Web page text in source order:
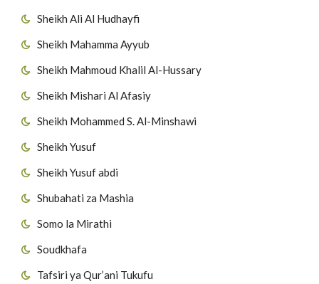
Sheikh Ali Al Hudhayfi
Sheikh Mahamma Ayyub
Sheikh Mahmoud Khalil Al-Hussary
Sheikh Mishari Al Afasiy
Sheikh Mohammed S. Al-Minshawi
Sheikh Yusuf
Sheikh Yusuf abdi
Shubahati za Mashia
Somo la Mirathi
Soudkhafa
Tafsiri ya Qur’ani Tukufu